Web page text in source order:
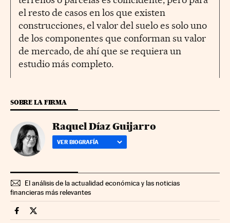
el resto de casos en los que existen
construcciones, el valor del suelo es solo uno
de los componentes que conforman su valor
de mercado, de ahí que se requiera un
estudio más completo.
SOBRE LA FIRMA
Raquel Díaz Guijarro
VER BIOGRAFÍA
El análisis de la actualidad económica y las noticias
financieras más relevantes
Economia Cinco Días en Facebook
Economia Cinco Días en Twitter